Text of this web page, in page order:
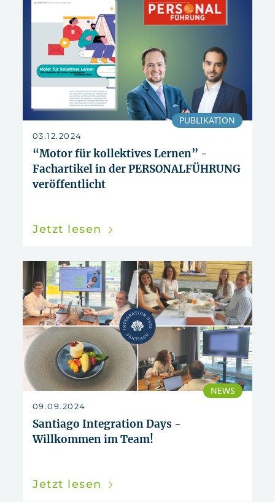
PUBLIKATION
03.12.2024
“Motor für kollektives Lernen” -
Fachartikel in der PERSONALFÜHRUNG
veröffentlicht
Jetzt lesen
NEWS
09.09.2024
Santiago Integration Days -
Willkommen im Team!
Jetzt lesen